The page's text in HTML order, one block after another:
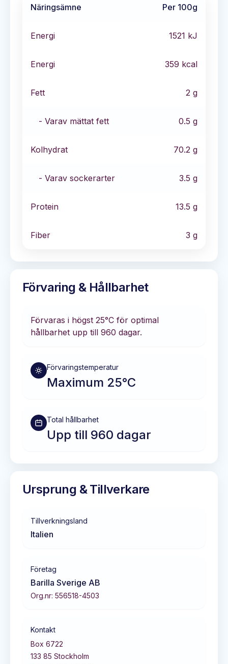
Näringsämne Per 100g
Energi 1521 kJ
Energi 359 kcal
Fett 2 g
- Varav mättat fett 0.5 g
Kolhydrat 70.2 g
- Varav sockerarter 3.5 g
Protein 13.5 g
Fiber 3 g
Förvaring & Hållbarhet
Förvaras i högst 25°C för optimal
hållbarhet upp till 960 dagar.
Förvaringstemperatur
Maximum 25°C
Total hållbarhet
Upp till 960 dagar
Ursprung & Tillverkare
Tillverkningsland
Italien
Företag
Barilla Sverige AB
Org.nr: 556518-4503
Kontakt
Box 6722
133 85 Stockholm